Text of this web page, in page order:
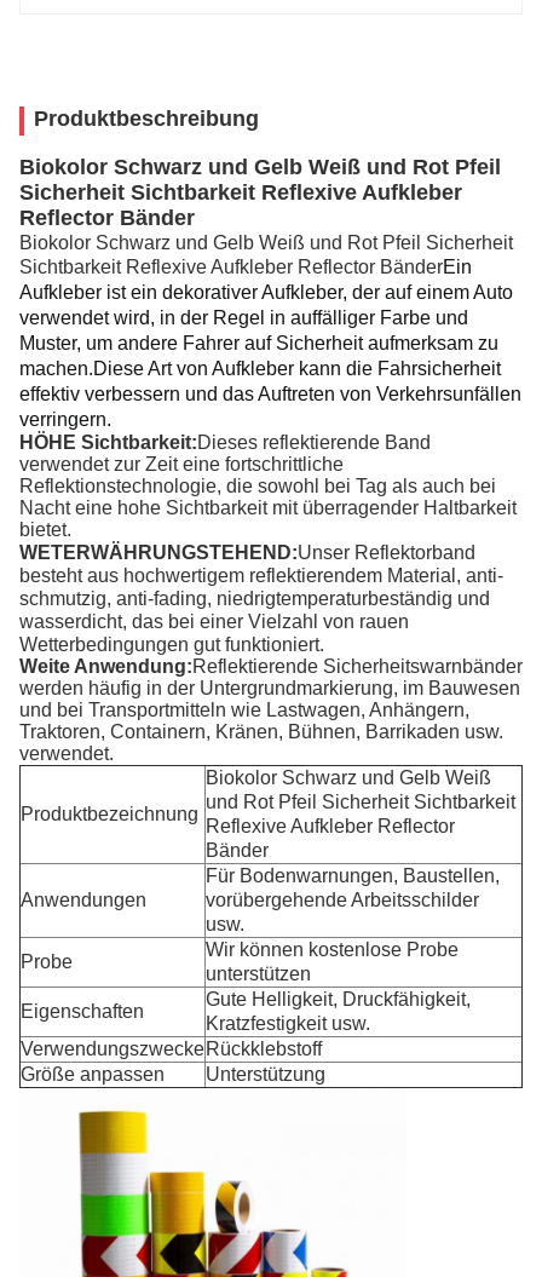
Produktbeschreibung
Biokolor Schwarz und Gelb Weiß und Rot Pfeil
Sicherheit Sichtbarkeit Reflexive Aufkleber
Reflector Bänder
Biokolor Schwarz und Gelb Weiß und Rot Pfeil Sicherheit
Sichtbarkeit Reflexive Aufkleber Reflector BänderEin
Aufkleber ist ein dekorativer Aufkleber, der auf einem Auto
verwendet wird, in der Regel in auffälliger Farbe und
Muster, um andere Fahrer auf Sicherheit aufmerksam zu
machen.Diese Art von Aufkleber kann die Fahrsicherheit
effektiv verbessern und das Auftreten von Verkehrsunfällen
verringern.
HÖHE Sichtbarkeit:Dieses reflektierende Band
verwendet zur Zeit eine fortschrittliche
Reflektionstechnologie, die sowohl bei Tag als auch bei
Nacht eine hohe Sichtbarkeit mit überragender Haltbarkeit
bietet.
WETERWÄHRUNGSTEHEND:Unser Reflektorband
besteht aus hochwertigem reflektierendem Material, anti-
schmutzig, anti-fading, niedrigtemperaturbeständig und
wasserdicht, das bei einer Vielzahl von rauen
Wetterbedingungen gut funktioniert.
Weite Anwendung:Reflektierende Sicherheitswarnbänder
werden häufig in der Untergrundmarkierung, im Bauwesen
und bei Transportmitteln wie Lastwagen, Anhängern,
Traktoren, Containern, Kränen, Bühnen, Barrikaden usw.
verwendet.
Produktbezeichnung
Biokolor Schwarz und Gelb Weiß
und Rot Pfeil Sicherheit Sichtbarkeit
Reflexive Aufkleber Reflector
Bänder
Anwendungen
Für Bodenwarnungen, Baustellen,
vorübergehende Arbeitsschilder
usw.
Probe
Wir können kostenlose Probe
unterstützen
Eigenschaften
Gute Helligkeit, Druckfähigkeit,
Kratzfestigkeit usw.
VerwendungszweckeRückklebstoff
Größe anpassen
Unterstützung